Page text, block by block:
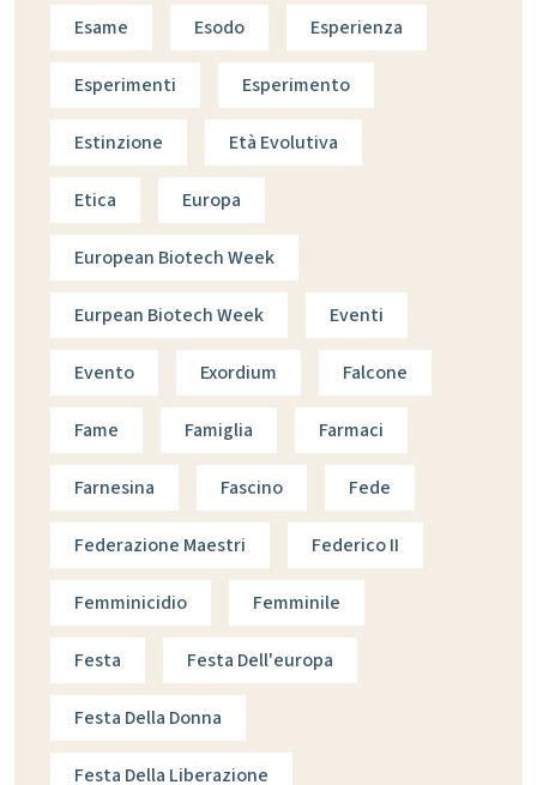
Esame Esodo Esperienza
Esperimenti Esperimento
Estinzione Età Evolutiva
Etica Europa
European Biotech Week
Eurpean Biotech Week Eventi
Evento Exordium Falcone
Fame Famiglia Farmaci
Farnesina Fascino Fede
Federazione Maestri Federico II
Femminicidio Femminile
Festa Festa Dell'europa
Festa Della Donna
Festa Della Liberazione